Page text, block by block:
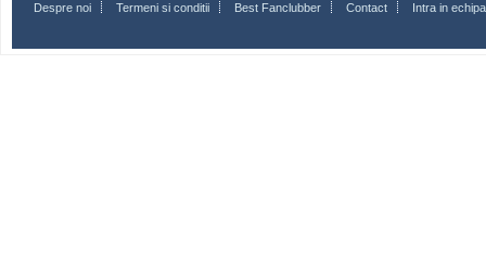
Despre noi Termeni si conditii Best Fanclubber Contact Intra in